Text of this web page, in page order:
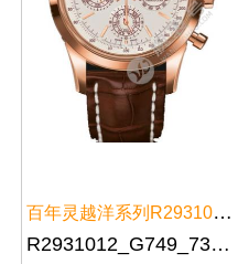
百年灵越洋系列R2931012/G749/737...
R2931012_G749_737P_R20BA.1